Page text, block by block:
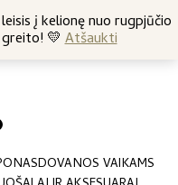
į kelionę nuo rugpjūčio
greito! 💛Atšaukti
Eur +370 682 57369
DOVANOS VAIKAMS